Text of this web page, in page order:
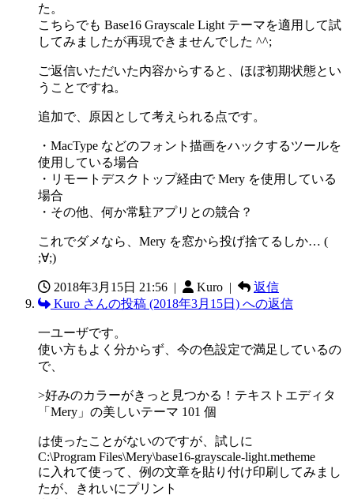
た。
こちらでも Base16 Grayscale Light テーマを適用して試
してみましたが再現できませんでした ^^;
ご返信いただいた内容からすると、ほぼ初期状態とい
うことですね。
追加で、原因として考えられる点です。
・MacType などのフォント描画をハックするツールを
使用している場合
・リモートデスクトップ経由で Mery を使用している
場合
・その他、何か常駐アプリとの競合？
これでダメなら、Mery を窓から投げ捨てるしか… (
;∀;)
2018年3月15日 21:56 | Kuro |
返信
Kuro さんの投稿 (2018年3月15日) への返信
一ユーザです。
使い方もよく分からず、今の色設定で満足しているの
で、
>好みのカラーがきっと見つかる！テキストエディタ
「Mery」の美しいテーマ 101 個
は使ったことがないのですが、試しに
C:\Program Files\Mery\base16-grayscale-light.metheme
に入れて使って、例の文章を貼り付け印刷してみまし
たが、きれいにプリント